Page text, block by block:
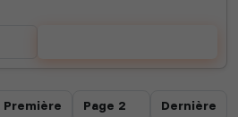
Première Dernière